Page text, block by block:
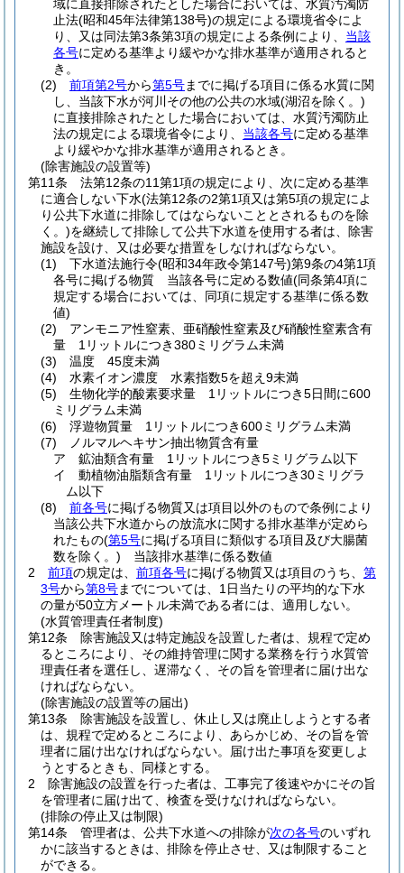
域に直接排除されたとした場合においては、水質汚濁防
止法(昭和45年法律第138号)の規定による環境省令によ
り、又は同法第3条第3項の規定による条例により、 当該
各号に定める基準より緩やかな排水基準が適用されると
き。
(2)
前項第2号から第5号までに掲げる項目に係る水質に関
し、当該下水が河川その他の公共の水域(湖沼を除く。)
に直接排除されたとした場合においては、水質汚濁防止
法の規定による環境省令により、 当該各号に定める基準
より緩やかな排水基準が適用されるとき。
(除害施設の設置等)
第11条
法第12条の11第1項の規定により、次に定める基準
に適合しない下水(法第12条の2第1項又は第5項の規定によ
り公共下水道に排除してはならないこととされるものを除
く。)を継続して排除して公共下水道を使用する者は、除害
施設を設け、又は必要な措置をしなければならない。
(1)
下水道法施行令(昭和34年政令第147号)第9条の4第1項
各号に掲げる物質 当該各号に定める数値(同条第4項に
規定する場合においては、同項に規定する基準に係る数
値)
(2)
アンモニア性窒素、亜硝酸性窒素及び硝酸性窒素含有
量 1リットルにつき380ミリグラム未満
(3)
温度 45度未満
(4)
水素イオン濃度 水素指数5を超え9未満
(5)
生物化学的酸素要求量 1リットルにつき5日間に600
ミリグラム未満
(6)
浮遊物質量 1リットルにつき600ミリグラム未満
(7)
ノルマルヘキサン抽出物質含有量
ア
鉱油類含有量 1リットルにつき5ミリグラム以下
イ
動植物油脂類含有量 1リットルにつき30ミリグラ
ム以下
(8)
前各号に掲げる物質又は項目以外のもので条例により
当該公共下水道からの放流水に関する排水基準が定めら
れたもの(第5号に掲げる項目に類似する項目及び大腸菌
数を除く。) 当該排水基準に係る数値
2
前項の規定は、 前項各号に掲げる物質又は項目のうち、 第
3号から第8号までについては、1日当たりの平均的な下水
の量が50立方メートル未満である者には、適用しない。
(水質管理責任者制度)
第12条
除害施設又は特定施設を設置した者は、規程で定め
るところにより、その維持管理に関する業務を行う水質管
理責任者を選任し、遅滞なく、その旨を管理者に届け出な
ければならない。
(除害施設の設置等の届出)
第13条
除害施設を設置し、休止し又は廃止しようとする者
は、規程で定めるところにより、あらかじめ、その旨を管
理者に届け出なければならない。
届け出た事項を変更しよ
うとするときも、同様とする。
2
除害施設の設置を行った者は、工事完了後速やかにその旨
を管理者に届け出て、検査を受けなければならない。
(排除の停止又は制限)
第14条
管理者は、公共下水道への排除が次の各号のいずれ
かに該当するときは、排除を停止させ、又は制限すること
ができる。